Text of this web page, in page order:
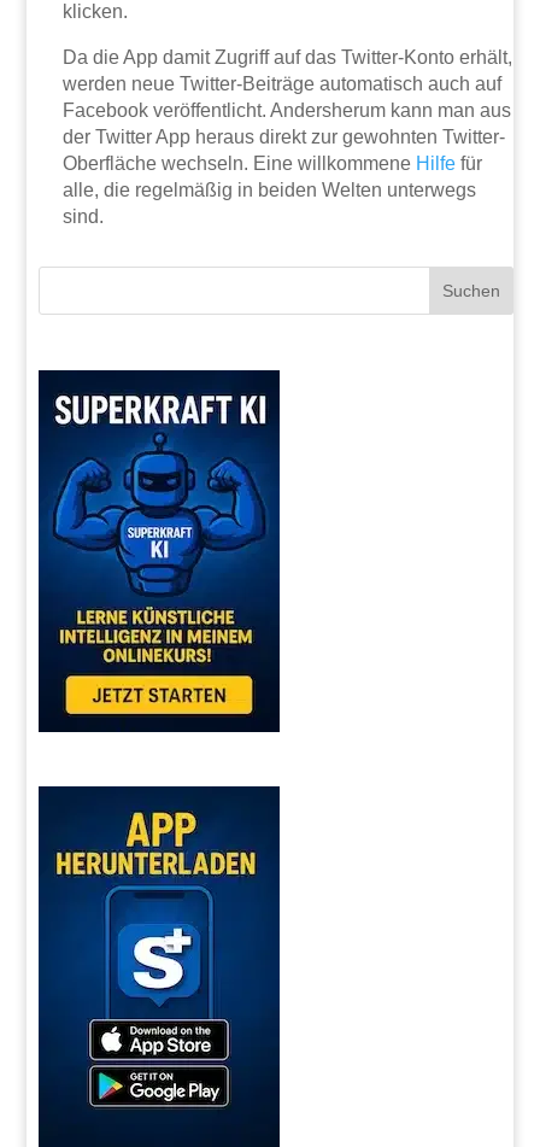
klicken.
Da die App damit Zugriff auf das Twitter-Konto erhält,
werden neue Twitter-Beiträge automatisch auch auf
Facebook veröffentlicht. Andersherum kann man aus
der Twitter App heraus direkt zur gewohnten Twitter-
Oberfläche wechseln. Eine willkommene Hilfe für
alle, die regelmäßig in beiden Welten unterwegs
sind.